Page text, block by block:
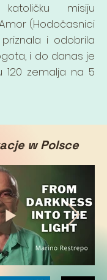
misiju
(Hodočasnici
i odobrila
i do danas je
120 zemalja na 5
w Polsce